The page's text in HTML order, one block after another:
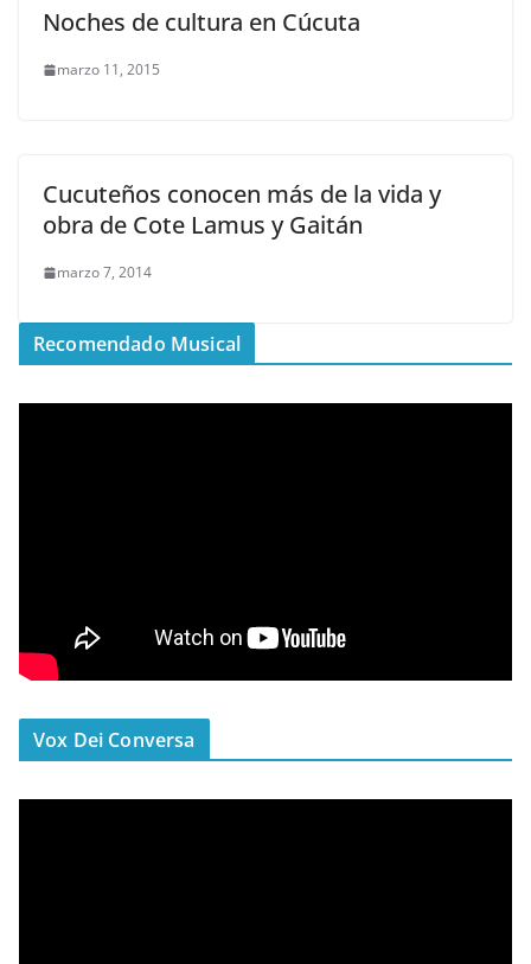
Noches de cultura en Cúcuta
marzo 11, 2015
Cucuteños conocen más de la vida y
obra de Cote Lamus y Gaitán
marzo 7, 2014
Recomendado Musical
Vox Dei Conversa